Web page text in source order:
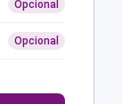
Opcional
Opcional